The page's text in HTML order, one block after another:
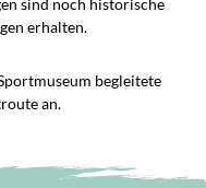
sind noch historische
erhalten.
begleitete
an.